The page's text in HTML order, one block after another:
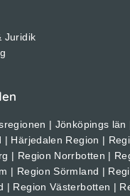
Juridik
| Jönköpings län
| Härjedalen Region |
| Region Norrbotten |
| Region Sörmland |
| Region Västerbotten |